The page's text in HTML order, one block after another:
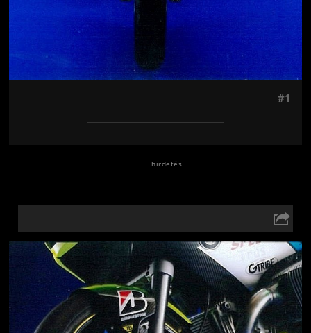
#1
Jön még kép!